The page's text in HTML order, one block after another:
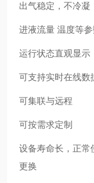
出气稳定，不冷凝
进液流量 温度等
运行状态直观显示
可支持实时在线数
可集联与远程
可按需求定制
设备寿命长，正常
更换